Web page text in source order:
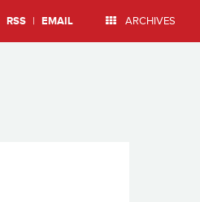
RSS | EMAIL ARCHIVES